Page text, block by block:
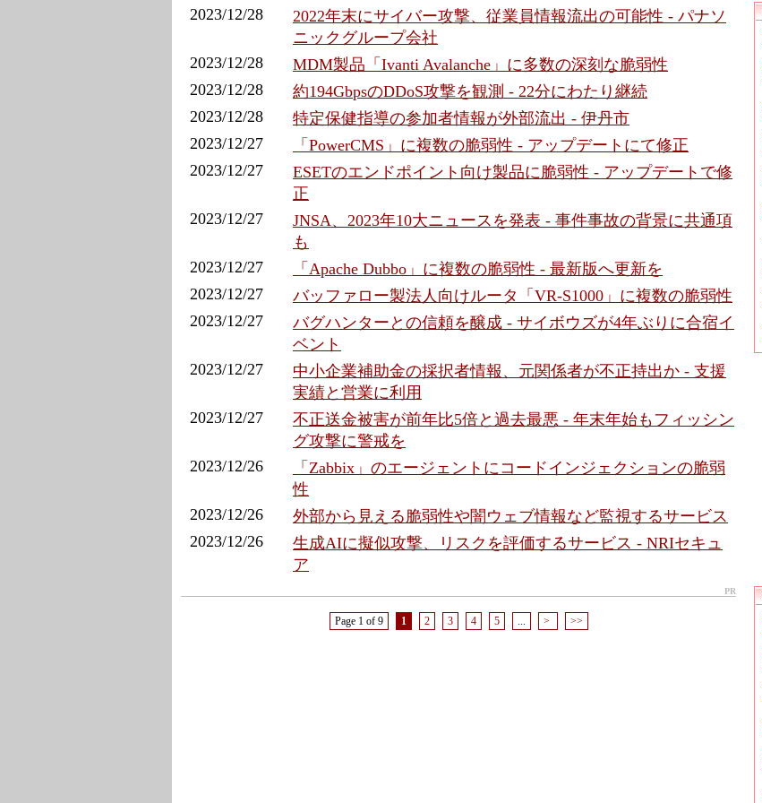
2023/12/28
2022年末にサイバー攻撃、従業員情報流出の可能性 - パナソ
ニックグループ会社
2023/12/28
MDM製品「Ivanti Avalanche」に多数の深刻な脆弱性
2023/12/28
約194GbpsのDDoS攻撃を観測 - 22分にわたり継続
2023/12/28
特定保健指導の参加者情報が外部流出 - 伊丹市
2023/12/27
「PowerCMS」に複数の脆弱性 - アップデートにて修正
2023/12/27
ESETのエンドポイント向け製品に脆弱性 - アップデートで修
正
2023/12/27
JNSA、2023年10大ニュースを発表 - 事件事故の背景に共通項
も
2023/12/27
「Apache Dubbo」に複数の脆弱性 - 最新版へ更新を
2023/12/27
バッファロー製法人向けルータ「VR-S1000」に複数の脆弱性
2023/12/27
バグハンターとの信頼を醸成 - サイボウズが4年ぶりに合宿イ
ベント
2023/12/27
中小企業補助金の採択者情報、元関係者が不正持出か - 支援
実績と営業に利用
2023/12/27
不正送金被害が前年比5倍と過去最悪 - 年末年始もフィッシン
グ攻撃に警戒を
2023/12/26
「Zabbix」のエージェントにコードインジェクションの脆弱
性
2023/12/26
外部から見える脆弱性や闇ウェブ情報など監視するサービス
2023/12/26
生成AIに擬似攻撃、リスクを評価するサービス - NRIセキュ
ア
PR
Page 1 of 9 1 2 3 4 5 ... > >>